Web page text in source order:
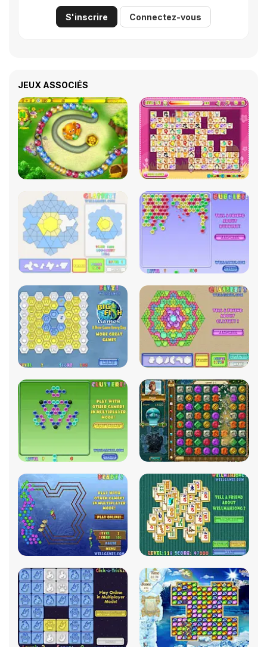
S'inscrire Connectez-vous
JEUX ASSOCIÉS